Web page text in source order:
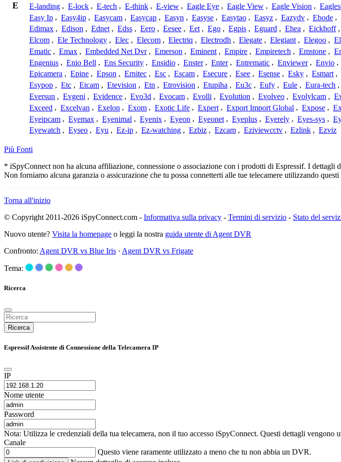
E E-landing , E-lock , E-tech , E-think , E-view , Eagle Eye , Eagle View , Eagle Vision ,
Easy Ip , Easy4ip , Easycam , Easycap , Easyn , Easyse , Easytao , Easyz , Eazydv , Ebode ,
Edimax , Edison , Ednet , Edss , Eero , Eesee , Eet , Ego , Egpis , Eguard , Ehea , Eickhoff ,
Elcom , Ele Technology , Elec , Elecom , Electriq , Electrodh , Elegate , Elegiant , Elegoo ,
Ematic , Emax , Embedded Net Dvr , Emerson , Eminent , Empire , Empiretech , Emstone ,
Engenius , Enio Bell , Ens Security , Ensidio , Enster , Enter , Entrematic , Enviewer , Envio ,
Epicamera , Epine , Epson , Ernitec , Esc , Escam , Esecure , Esee , Esense , Esky , Esmart ,
Esypop , Etc , Etcam , Etevision , Etn , Etrovision , Etupiha , Eu3c , Eufy , Eule , Eura-tech ,
Eversun , Evgeni , Evidence , Evo3d , Evocam , Evolli , Evolution , Evolveo , Evolylcam ,
Exceed , Excelvan , Exelon , Exom , Exotic Life , Expert , Export Import Global , Expose ,
Eyeipcam , Eyemax , Eyenimal , Eyenix , Eyeon , Eyeonet , Eyeplus , Eyerely , Eyes-sys ,
Eyewatch , Eyseo , Eyu , Ez-ip , Ez-watching , Ezbiz , Ezcam , Eziviewcctv , Ezlink , Ezviz
Più Fonti
* iSpyConnect non ha alcuna affiliazione, connessione o associazione con i prodotti di Espressif. I
Non forniamo alcuna garanzia o assicurazione che tu possa connetterti alle tue telecamere utilizzando
Torna all'inizio
© Copyright 2011-2026 iSpyConnect.com - Informativa sulla privacy - Termini di servizio - Stato del
Nuovo utente? Visita la homepage o leggi la nostra guida utente di Agent DVR
Confronto: Agent DVR vs Blue Iris · Agent DVR vs Frigate
Tema:
Ricerca
Ricerca
Espressif Assistente di Connessione della Telecamera IP
IP
Nome utente
Password
Nota: Utilizza le credenziali della tua telecamera, non il tuo accesso iSpyConnect. Questi dettagli
Canale
Questo viene raramente utilizzato a meno che tu non abbia un DVR.